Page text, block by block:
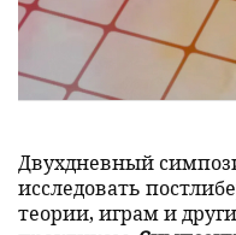
Двухдневный
исследовать
теории, играм и